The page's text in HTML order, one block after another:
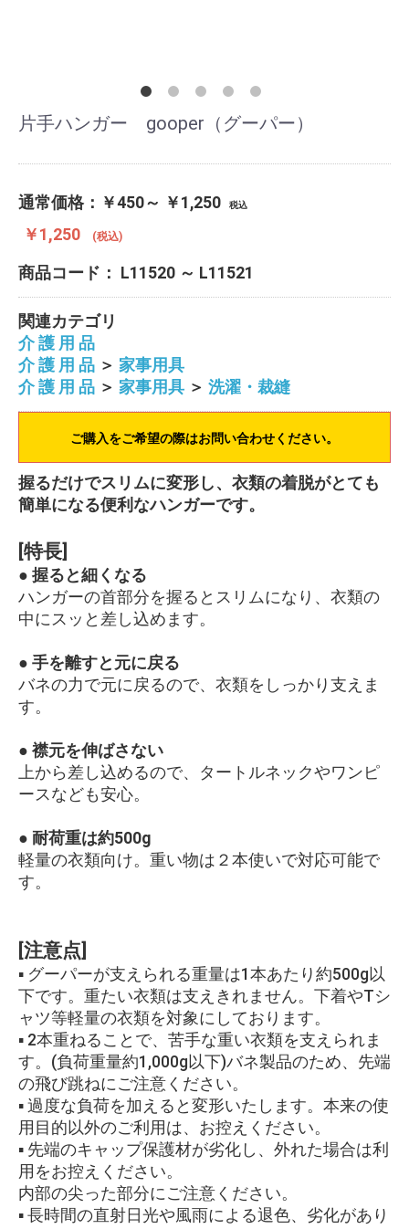
片手ハンガー gooper（グーパー）
通常価格： ￥450～ ￥1,250 税込
￥1,250 (税込)
商品コード： L11520 ～ L11521
関連カテゴリ
介 護 用 品
介 護 用 品 ＞ 家事用具
介 護 用 品 ＞ 家事用具 ＞ 洗濯・裁縫
ご購入をご希望の際はお問い合わせください。
握るだけでスリムに変形し、衣類の着脱がとても
簡単になる便利なハンガーです。
[特長]
● 握ると細くなる
ハンガーの首部分を握るとスリムになり、衣類の
中にスッと差し込めます。
● 手を離すと元に戻る
バネの力で元に戻るので、衣類をしっかり支えま
す。
● 襟元を伸ばさない
上から差し込めるので、タートルネックやワンピ
ースなども安心。
● 耐荷重は約500g
軽量の衣類向け。重い物は２本使いで対応可能で
す。
[注意点]
▪ グーパーが支えられる重量は1本あたり約500g以
下です。重たい衣類は支えきれません。下着やTシ
ャツ等軽量の衣類を対象にしております。
▪ 2本重ねることで、苦手な重い衣類を支えられま
す。(負荷重量約1,000g以下)バネ製品のため、先端
の飛び跳ねにご注意ください。
▪ 過度な負荷を加えると変形いたします。本来の使
用目的以外のご利用は、お控えください。
▪ 先端のキャップ保護材が劣化し、外れた場合は利
用をお控えください。
内部の尖った部分にご注意ください。
▪ 長時間の直射日光や風雨による退色、劣化があり